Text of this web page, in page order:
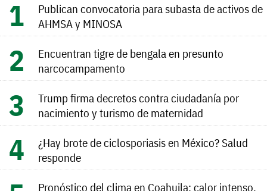
Publican convocatoria para subasta de activos de
AHMSA y MINOSA
Encuentran tigre de bengala en presunto
narcocampamento
Trump firma decretos contra ciudadanía por
nacimiento y turismo de maternidad
¿Hay brote de ciclosporiasis en México? Salud
responde
Pronóstico del clima en Coahuila: calor intenso,